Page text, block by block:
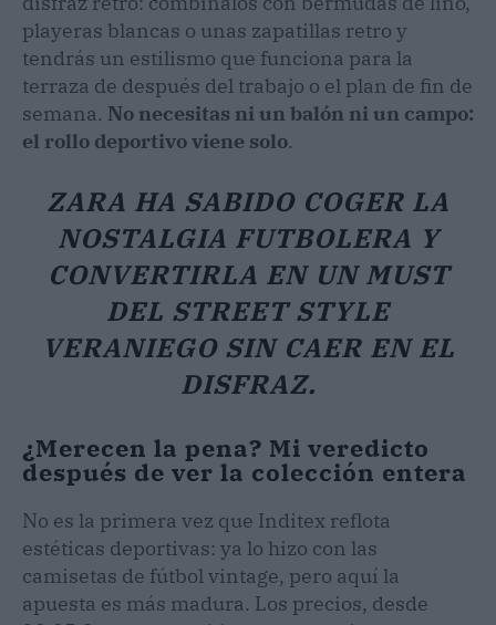
playeras blancas o unas zapatillas retro y
tendrás un estilismo que funciona para la
terraza de después del trabajo o el plan de fin de
semana. No necesitas ni un balón ni un campo:
el rollo deportivo viene solo.
ZARA HA SABIDO COGER LA
NOSTALGIA FUTBOLERA Y
CONVERTIRLA EN UN MUST
DEL STREET STYLE
VERANIEGO SIN CAER EN EL
DISFRAZ.
¿Merecen la pena? Mi veredicto
después de ver la colección entera
No es la primera vez que Inditex reflota
estéticas deportivas: ya lo hizo con las
camisetas de fútbol vintage, pero aquí la
apuesta es más madura. Los precios, desde